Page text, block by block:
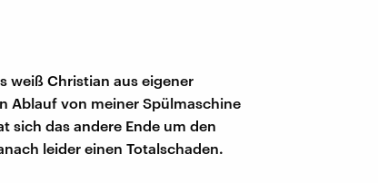
weiß Christian aus eigener
Ablauf von meiner Spülmaschine
sich das andere Ende um den
leider einen Totalschaden.